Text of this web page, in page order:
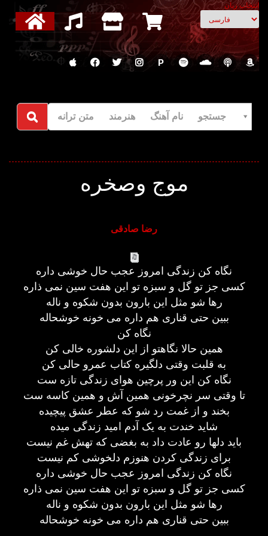
انتخاب زبان
P
جستجو نام آهنگ هنرمند متن ترانه
موج وصخره
رضا صادقی
نگاه کن زندگی امروز عجب حال خوشی داره
کسی جز تو گل و سبزه تو این هفت سین نمی ذاره
رها شو مثل این بارون بدون شکوه و ناله
ببین حتی قناری هم داره می خونه خوشحاله
نگاه کن
همین حالا نگاهتو از این دلشوره خالی کن
به قلبت وقتی دلگیره کتاب عمرو حالی کن
نگاه کن این ور پرچین هوای زندگی تازه ست
تا وقتی سر نچرخونی همین آش و همین کاسه ست
بخند و از غمت رد شو که عطر عشق پیچیده
شاید خندت به یک آدم امید زندگی میده
باید دلها رو عادت داد به بغضی که تهش غم نیست
برای زندگی کردن هنوزم دلخوشی کم نیست
نگاه کن زندگی امروز عجب حال خوشی داره
کسی جز تو گل و سبزه تو این هفت سین نمی ذاره
رها شو مثل این بارون بدون شکوه و ناله
ببین حتی قناری هم داره می خونه خوشحاله